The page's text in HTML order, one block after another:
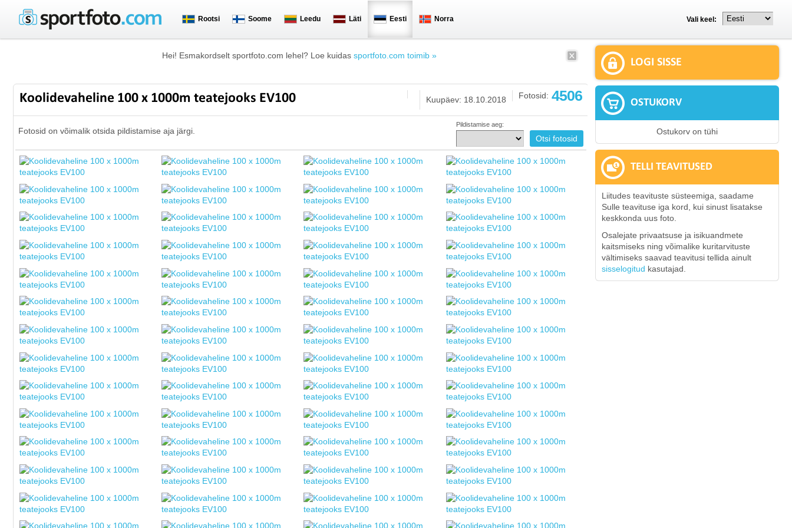
Rootsi Soome Leedu Läti Eesti Norra Vali keel:
Hei! Esmakordselt sportfoto.com lehel? Loe kuidas sportfoto.com toimib »
Koolidevaheline 100 x 1000m teatejooks EV100 Fotosid: 4506
Kuupäev: 18.10.2018
Fotosid on võimalik otsida pildistamise aja järgi.
Pildistamise aeg:
LOGI SISSE
OSTUKORV
Ostukorv on tühi
TELLI TEAVITUSED
Liitudes teavituste süsteemiga, saadame
Sulle teavituse iga kord, kui sinust lisatakse
keskkonda uus foto.
Osalejate privaatsuse ja isikuandmete
kaitsmiseks ning võimalike kuritarvituste
vältimiseks saavad teavitusi tellida ainult
sisselogitud kasutajad.